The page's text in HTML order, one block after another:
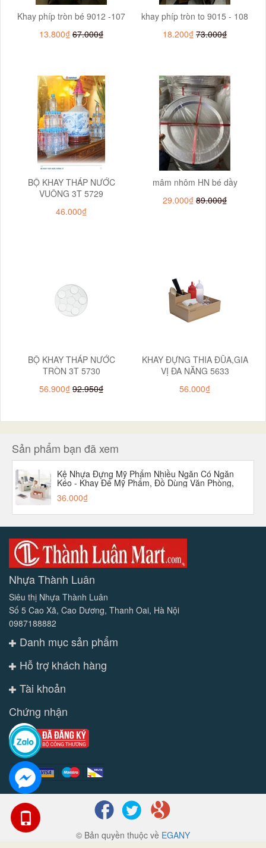
Khay phíp tròn bé 9012 -107
13.800₫ 67.000₫
khay phíp tròn to 9015 - 108
18.200₫ 73.000₫
BỘ KHAY THÁP NƯỚC
VUÔNG 3T 5729
46.000₫
mâm nhôm HN bé dầy
29.000₫ 89.000₫
BỘ KHAY THÁP NƯỚC
TRÒN 3T 5730
56.900₫ 92.950₫
KHAY ĐỰNG THIA ĐŨA,GIA
VỊ ĐA NĂNG 5633
56.000₫
Sản phẩm bạn đã xem
Kệ Nhựa Đựng Mỹ Phẩm Nhiều Ngăn Có Ngăn
Kéo - Khay Để Mỹ Phẩm, Đồ Dùng Văn Phòng,
Dụng Cụ Học Tập,... aladanh-net-vn
36.000₫
Nhựa Thành Luân
Siêu thị Nhựa Thành Luân
Số 5 Cao Xã, Cao Dương, Thanh Oai, Hà Nội
0987188882
Danh mục sản phẩm
Hỗ trợ khách hàng
Tài khoản
Chứng nhận
© Bản quyền thuộc về EGANY